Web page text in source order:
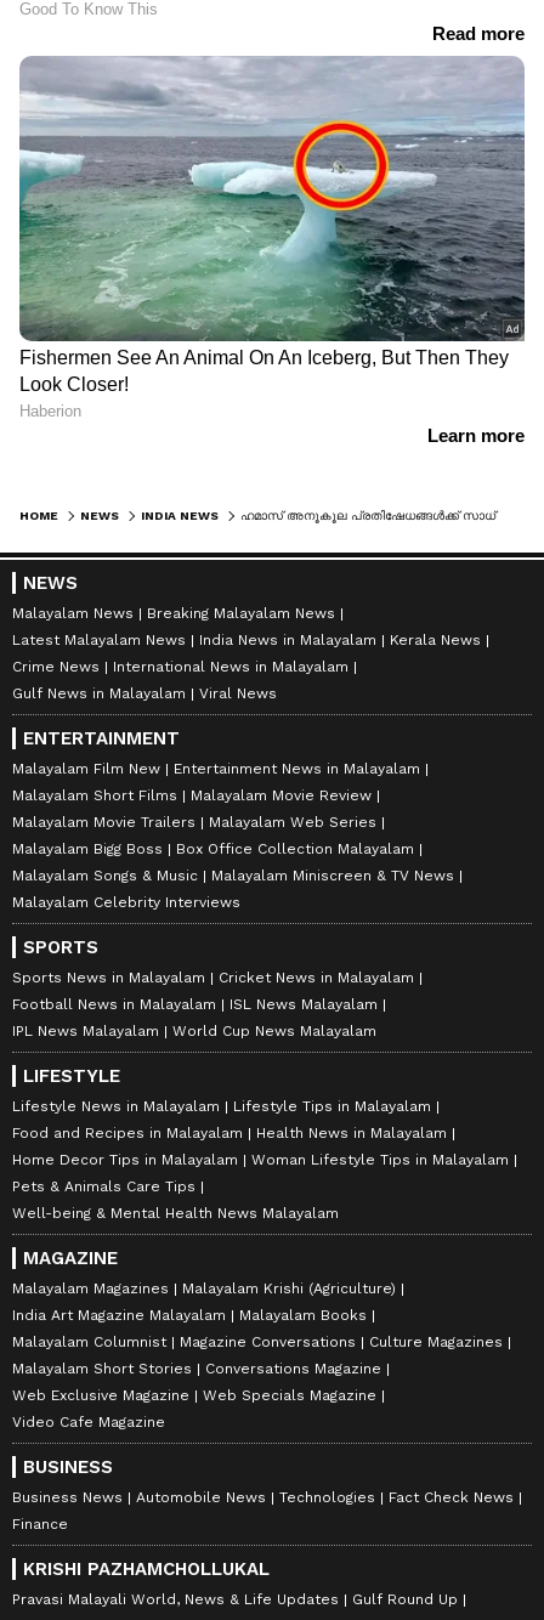
HOME NEWS INDIA NEWS ഹമാസ് അനൂകൂല പ്രതിഷേധങ്ങൾക്ക് സാധ്യത; ദില്ലിയിൽ ജാഗ്രത നിർദ്ദേശം, സുരക്ഷ കൂട്ടി
NEWS
Malayalam News
Breaking Malayalam News
Latest Malayalam News
India News in Malayalam
Kerala News
Crime News
International News in Malayalam
Gulf News in Malayalam
Viral News
ENTERTAINMENT
Malayalam Film New
Entertainment News in Malayalam
Malayalam Short Films
Malayalam Movie Review
Malayalam Movie Trailers
Malayalam Web Series
Malayalam Bigg Boss
Box Office Collection Malayalam
Malayalam Songs & Music
Malayalam Miniscreen & TV News
Malayalam Celebrity Interviews
SPORTS
Sports News in Malayalam
Cricket News in Malayalam
Football News in Malayalam
ISL News Malayalam
IPL News Malayalam
World Cup News Malayalam
LIFESTYLE
Lifestyle News in Malayalam
Lifestyle Tips in Malayalam
Food and Recipes in Malayalam
Health News in Malayalam
Home Decor Tips in Malayalam
Woman Lifestyle Tips in Malayalam
Pets & Animals Care Tips
Well-being & Mental Health News Malayalam
MAGAZINE
Malayalam Magazines
Malayalam Krishi (Agriculture)
India Art Magazine Malayalam
Malayalam Books
Malayalam Columnist
Magazine Conversations
Culture Magazines
Malayalam Short Stories
Conversations Magazine
Web Exclusive Magazine
Web Specials Magazine
Video Cafe Magazine
BUSINESS
Business News Automobile News Technologies
Fact Check News
Finance
KRISHI PAZHAMCHOLLUKAL
Pravasi Malayali World, News & Life Updates
Gulf Round Up